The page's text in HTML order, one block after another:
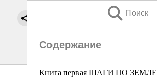
Поиск
Содержание
Книга первая ШАГИ ПО ЗЕМЛЕ